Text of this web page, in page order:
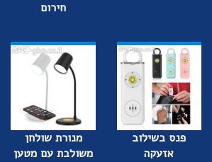
חירום
פנס בשילוב
אזעקה
מנורת שולחן
משולבת עם מטען